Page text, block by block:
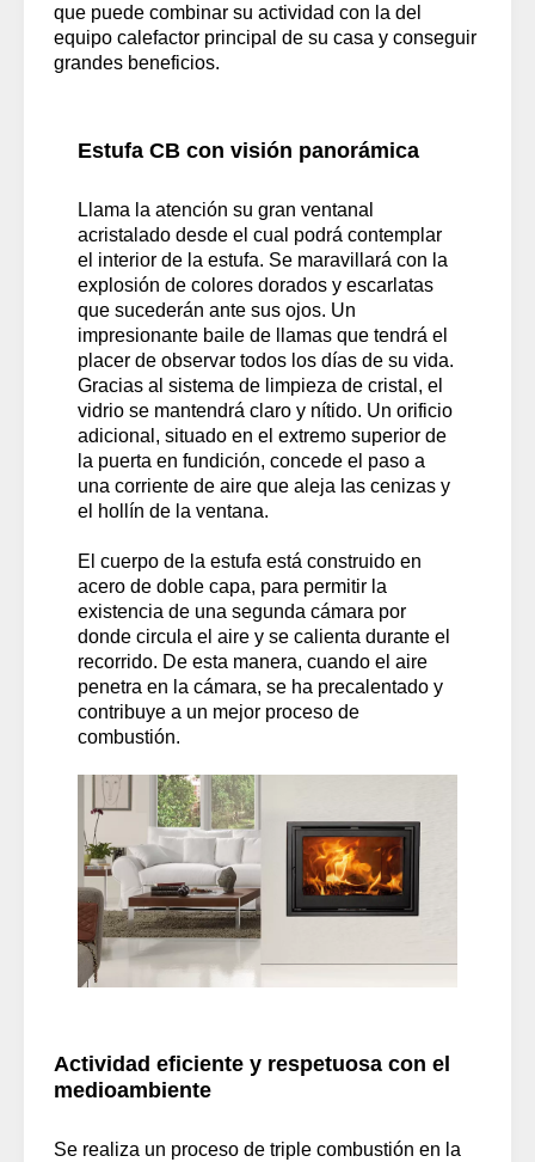
que puede combinar su actividad con la del
equipo calefactor principal de su casa y conseguir
grandes beneficios.
Estufa CB con visión panorámica
Llama la atención su gran ventanal
acristalado desde el cual podrá contemplar
el interior de la estufa. Se maravillará con la
explosión de colores dorados y escarlatas
que sucederán ante sus ojos. Un
impresionante baile de llamas que tendrá el
placer de observar todos los días de su vida.
Gracias al sistema de limpieza de cristal, el
vidrio se mantendrá claro y nítido. Un orificio
adicional, situado en el extremo superior de
la puerta en fundición, concede el paso a
una corriente de aire que aleja las cenizas y
el hollín de la ventana.
El cuerpo de la estufa está construido en
acero de doble capa, para permitir la
existencia de una segunda cámara por
donde circula el aire y se calienta durante el
recorrido. De esta manera, cuando el aire
penetra en la cámara, se ha precalentado y
contribuye a un mejor proceso de
combustión.
Actividad eficiente y respetuosa con el
medioambiente
Se realiza un proceso de triple combustión en la